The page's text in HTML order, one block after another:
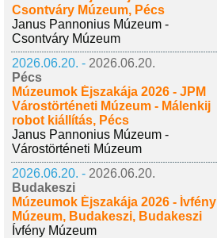
Csontváry Múzeum, Pécs
Janus Pannonius Múzeum -
Csontváry Múzeum
2026.06.20. - 2026.06.20.
Pécs
Múzeumok Éjszakája 2026 - JPM
Várostörténeti Múzeum - Málenkij
robot kiállítás, Pécs
Janus Pannonius Múzeum -
Várostörténeti Múzeum
2026.06.20. - 2026.06.20.
Budakeszi
Múzeumok Éjszakája 2026 - Ívfény
Múzeum, Budakeszi, Budakeszi
Ívfény Múzeum